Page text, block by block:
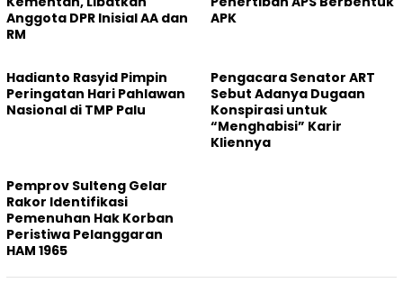
Anggota DPR Inisial AA dan
RM
APK
Hadianto Rasyid Pimpin
Peringatan Hari Pahlawan
Nasional di TMP Palu
Pengacara Senator ART
Sebut Adanya Dugaan
Konspirasi untuk
“Menghabisi” Karir
Kliennya
Pemprov Sulteng Gelar
Rakor Identifikasi
Pemenuhan Hak Korban
Peristiwa Pelanggaran
HAM 1965